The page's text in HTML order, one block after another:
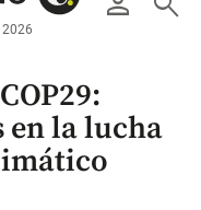
2026
en la lucha